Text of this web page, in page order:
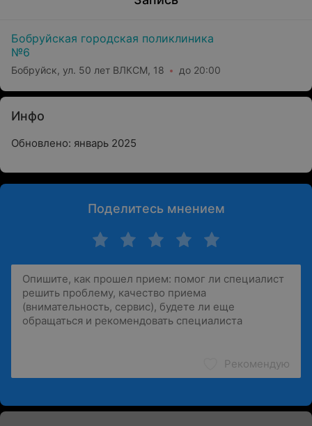
Бобруйская городская поликлиника
№6
Бобруйск, ул. 50 лет ВЛКСМ, 18 до 20:00
Инфо
Обновлено: январь 2025
Поделитесь мнением
Рекомендую